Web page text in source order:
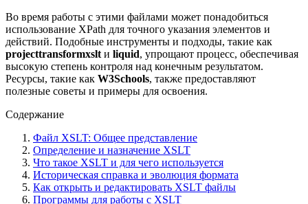
Во время работы с этими файлами может понадобиться
использование XPath для точного указания элементов и
действий. Подобные инструменты и подходы, такие как
projecttransformxslt и liquid, упрощают процесс, обеспечивая
высокую степень контроля над конечным результатом.
Ресурсы, такие как W3Schools, также предоставляют
полезные советы и примеры для освоения.
Содержание
Файл XSLT: Общее представление
Определение и назначение XSLT
Что такое XSLT и для чего используется
Историческая справка и эволюция формата
Как открыть и редактировать XSLT файлы
Программы для работы с XSLT